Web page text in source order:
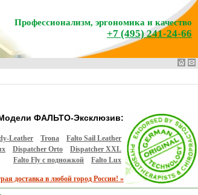
Профессионализм, эргономика и качество
+7 (495) 241-24-66
ФАЛЬТО-Эксклюзив:
Leather Trona
Falto Sail Leather
Dispatcher Orto
Dispatcher XXL
Falto Fly с подножкой
Falto Lux
доставка в любой город России! »